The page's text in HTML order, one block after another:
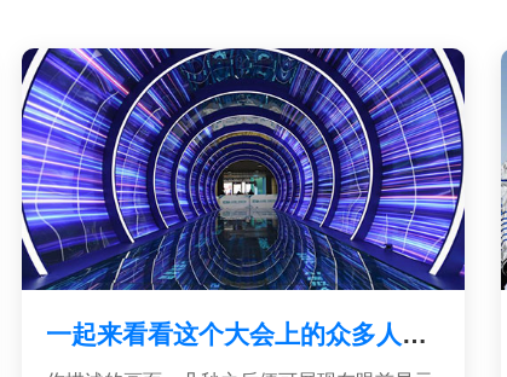
一起来看看这个大会上的众多人工智能产业前沿产品